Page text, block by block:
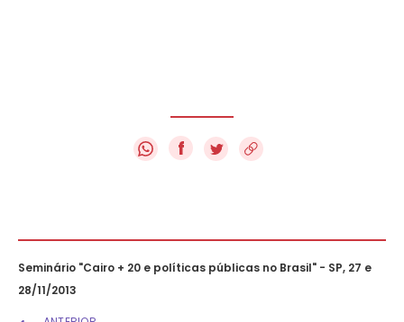
f
Seminário "Cairo + 20 e políticas públicas no Brasil" - SP, 27 e
28/11/2013